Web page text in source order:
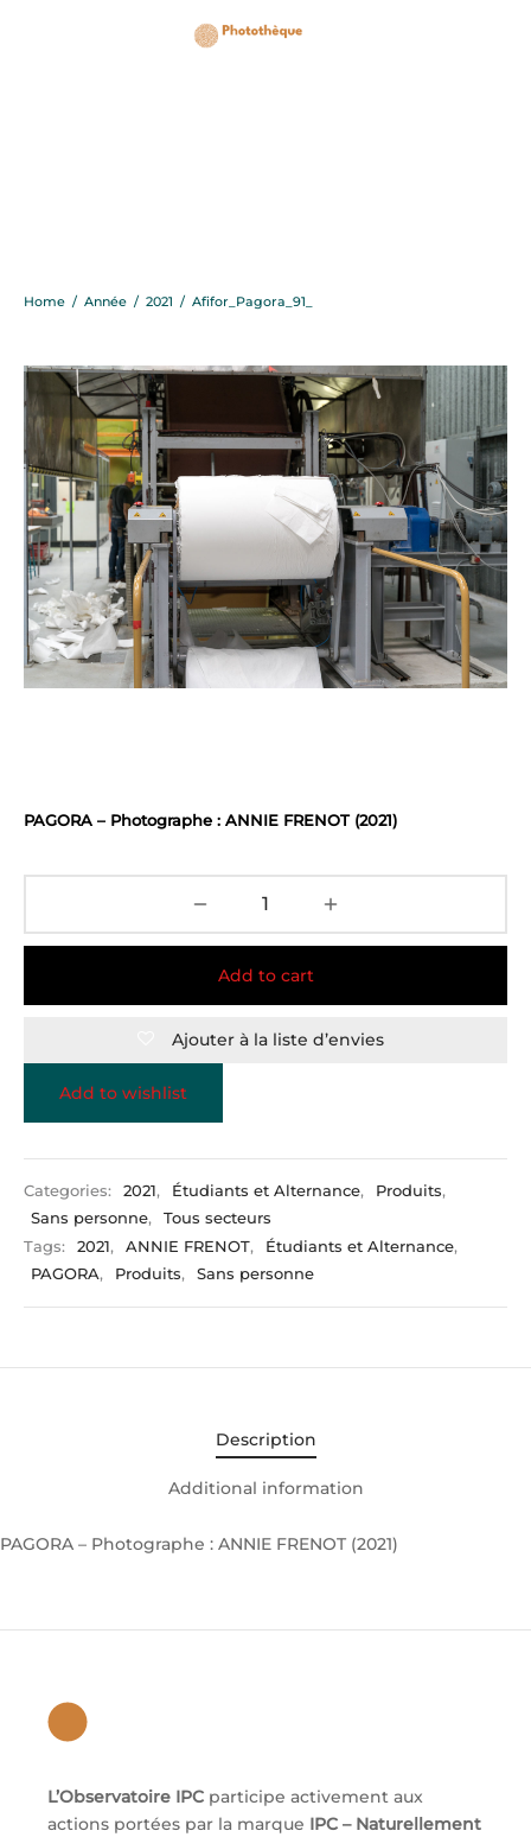
Home / Année / 2021 / Afifor_Pagora_91_
PAGORA – Photographe : ANNIE FRENOT (2021)
Add to cart
Ajouter à la liste d’envies
Add to wishlist
Categories: 2021, Étudiants et Alternance, Produits,
Sans personne,
Tous secteurs
Tags:
2021, ANNIE FRENOT, Étudiants et Alternance,
PAGORA, Produits, Sans personne
Description
Additional information
PAGORA – Photographe : ANNIE FRENOT (2021)
L’Observatoire IPC participe activement aux
actions portées par la marque IPC – Naturellement